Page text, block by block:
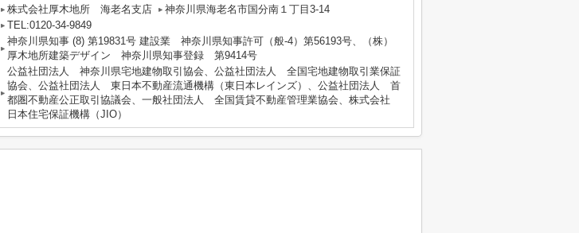
株式会社厚木地所 海老名支店
神奈川県海老名市国分南１丁目3-14
TEL:0120-34-9849
神奈川県知事 (8) 第19831号 建設業 神奈川県知事許可（般-4）第56193号、（株）
厚木地所建築デザイン 神奈川県知事登録 第9414号
公益社団法人 神奈川県宅地建物取引協会、公益社団法人 全国宅地建物取引業保証
協会、公益社団法人 東日本不動産流通機構（東日本レインズ）、公益社団法人 首
都圏不動産公正取引協議会、一般社団法人 全国賃貸不動産管理業協会、株式会社
日本住宅保証機構（JIO）